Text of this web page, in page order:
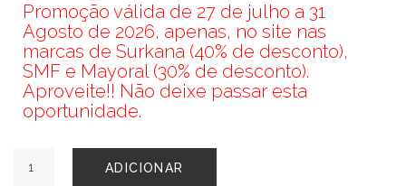
Promoção válida de 27 de julho a 31
Agosto de 2026, apenas, no site nas
marcas de Surkana (40% de desconto),
SMF e Mayoral (30% de desconto).
Aproveite!! Não deixe passar esta
oportunidade.
de
ADICIONAR